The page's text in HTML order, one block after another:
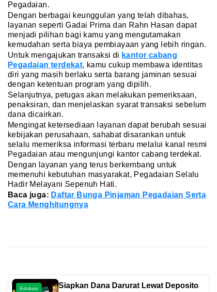
Pegadaian.
Dengan berbagai keunggulan yang telah dibahas,
layanan seperti Gadai Prima dan Rahn Hasan dapat
menjadi pilihan bagi kamu yang mengutamakan
kemudahan serta biaya pembiayaan yang lebih ringan.
Untuk mengajukan transaksi di kantor cabang
Pegadaian terdekat, kamu cukup membawa identitas
diri yang masih berlaku serta barang jaminan sesuai
dengan ketentuan program yang dipilih.
Selanjutnya, petugas akan melakukan pemeriksaan,
penaksiran, dan menjelaskan syarat transaksi sebelum
dana dicairkan.
Mengingat ketersediaan layanan dapat berubah sesuai
kebijakan perusahaan, sahabat disarankan untuk
selalu memeriksa informasi terbaru melalui kanal resmi
Pegadaian atau mengunjungi kantor cabang terdekat.
Dengan layanan yang terus berkembang untuk
memenuhi kebutuhan masyarakat, Pegadaian Selalu
Hadir Melayani Sepenuh Hati.
Baca juga: Daftar Bunga Pinjaman Pegadaian Serta
Cara Menghitungnya
Edukasi
Siapkan Dana Darurat Lewat Deposito